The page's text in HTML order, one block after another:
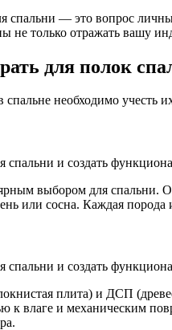
спальни — это вопрос
не только отражать вашу
для полок
необходимо учесть
выбором для спальни.
или сосна. Каждая
плита) и ДСП
к влаге и механическим